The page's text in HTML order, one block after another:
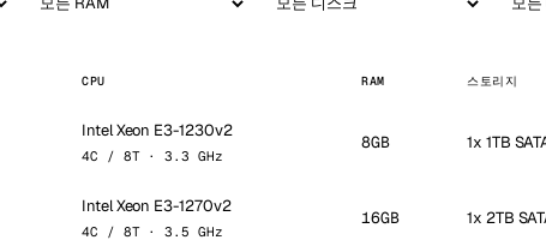
CPU RAM 스토리지
Intel Xeon E3-1230v2
4C / 8T · 3.3 GHz
8GB 1x 1TB
Intel Xeon E3-1270v2
4C / 8T · 3.5 GHz
16GB 1x 2TB